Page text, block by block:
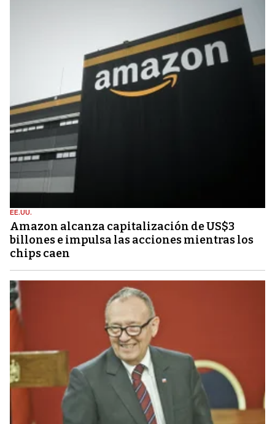
EE.UU.
Amazon alcanza capitalización de US$3
billones e impulsa las acciones mientras los
chips caen